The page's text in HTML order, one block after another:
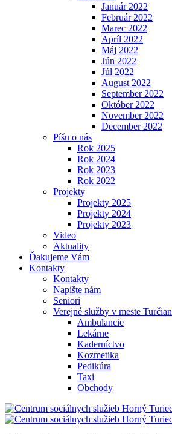
Január 2022
Február 2022
Marec 2022
Apríl 2022
Máj 2022
Jún 2022
Júl 2022
August 2022
September 2022
Október 2022
November 2022
December 2022
Píšu o nás
Rok 2025
Rok 2024
Rok 2023
Rok 2022
Projekty
Projekty 2025
Projekty 2024
Projekty 2023
Video
Aktuality
Ďakujeme Vám
Kontakty
Kontakty
Napíšte nám
Seniori
Verejné služby v meste
Ambulancie
Lekárne
Kaderníctvo
Kozmetika
Pedikúra
Taxi
Obchody